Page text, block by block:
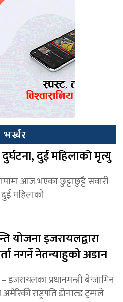
भर्खर
दुर्घटना, दुई महिलाको मृत्यु
आज भएका छुट्टाछुट्टै सवारी
दुई महिलाको
योजना इजरायलद्वारा
नगर्ने नेतन्याहुको अडान
इजरायलका प्रधानमन्त्री बेन्जामिन
राष्ट्रपति डोनाल्ड ट्रम्पले